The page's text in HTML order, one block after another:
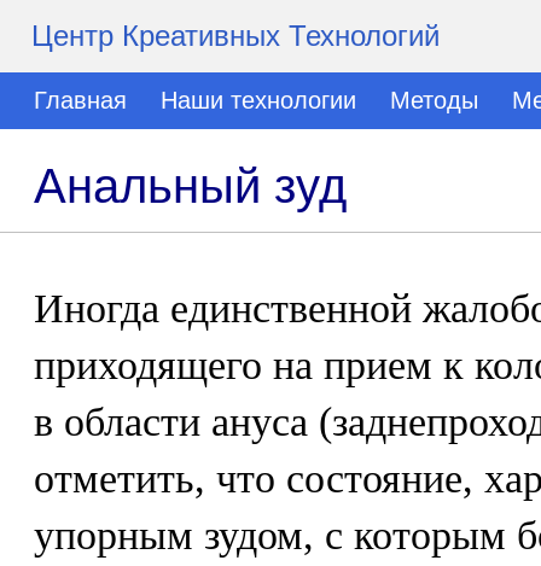
Центр Креативных Технологий
Главная Наши технологии Методы
Анальный зуд
Иногда единственной
приходящего на прием к
в области ануса
отметить, что состояние,
упорным зудом, с которым